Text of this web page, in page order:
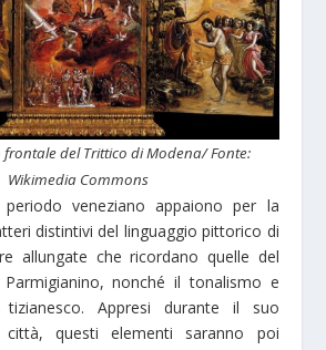
frontale del Trittico di Modena/ Fonte:
Wikimedia Commons
veneziano appaiono per la
distintivi del linguaggio pittorico di
allungate che ricordano quelle del
nonché il tonalismo e
Appresi durante il suo
città, questi elementi saranno poi